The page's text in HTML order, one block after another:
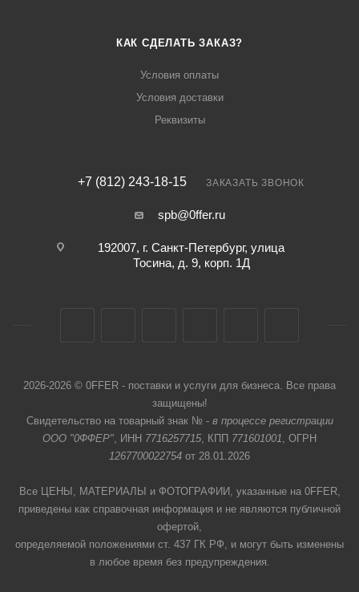
КАК СДЕЛАТЬ ЗАКАЗ?
Условия оплаты
Условия доставки
Реквизиты
+7 (812) 243-18-15 ЗАКАЗАТЬ ЗВОНОК
spb@0ffer.ru
192007, г. Санкт-Петербург, улица
Тосина, д. 9, корп. 1Д
2026-2026 © 0FFER - поставки и услуги для бизнеса. Все права
защищены!
Свидетельство на товарный знак № - в процессе регистрации
ООО "0ФФЕР", ИНН 7716257715, КПП 771601001, ОГРН
1267700022754 от 28.01.2026
Все ЦЕНЫ, МАТЕРИАЛЫ и ФОТОГРАФИИ, указанные на 0FFER,
приведены как справочная информация и не являются публичной
офертой,
определяемой положениями ст. 437 ГК РФ, и могут быть изменены
в любое время без предупреждения.